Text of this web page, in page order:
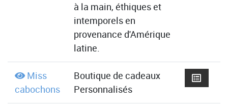
à la main, éthiques et
intemporels en
provenance d'Amérique
latine.
Miss
cabochons
Boutique de cadeaux
Personnalisés